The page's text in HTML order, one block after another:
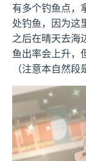
有多个钓鱼点，
处钓鱼，因为这
之后在晴天去海
鱼出率会上升，
（注意本自然